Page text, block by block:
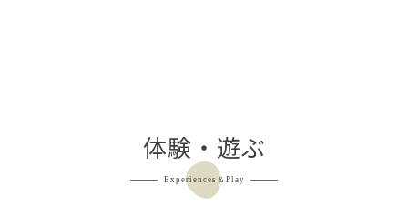
体験・遊ぶ
Experiences＆Play